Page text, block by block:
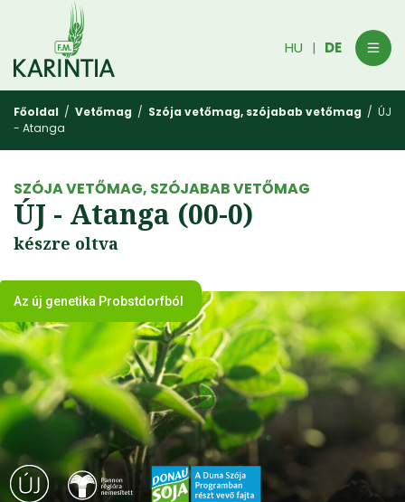
HU | DE
Főoldal / Vetőmag / Szója vetőmag, szójabab vetőmag / ÚJ
- Atanga
SZÓJA VETŐMAG, SZÓJABAB VETŐMAG
ÚJ - Atanga (00-0)
készre oltva
Az új genetika Probstdorfból